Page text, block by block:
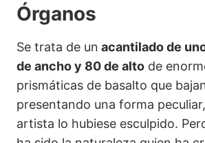
Órganos
Se trata de un acantilado de
de ancho y 80 de alto de
prismáticas de basalto que
presentando una forma
artista lo hubiese esculpido.